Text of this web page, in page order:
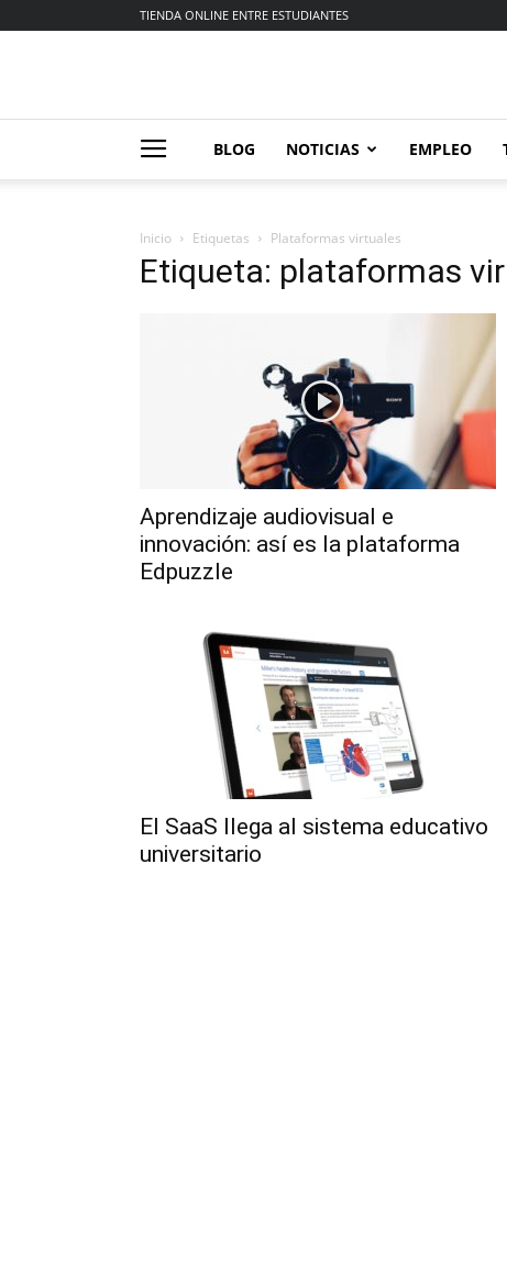
TIENDA ONLINE ENTRE ESTUDIANTES
BLOG NOTICIAS EMPLEO
Inicio Etiquetas Plataformas virtuales
Etiqueta: plataformas
Aprendizaje audiovisual e
innovación: así es la plataforma
Edpuzzle
El SaaS llega al sistema educativo
universitario